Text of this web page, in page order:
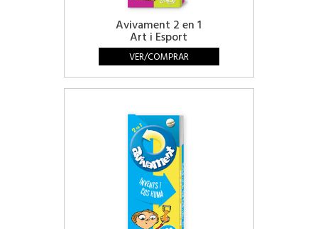
Avivament 2 en 1
Art i Esport
VER/COMPRAR